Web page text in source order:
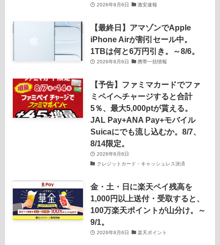
2026年8月6日 激安速報
【最終日】アマゾンでApple
iPhone Airが割引セール中。
1TBは何と6万円引き。～8/6。
2026年8月6日 携帯一括情報
【予告】ファミマカードでファ
ミペイへチャージすると合計
5％、最大5,000ptが貰える。
JAL Pay+ANA Pay+モバイル
Suicaにでも流し込むか。8/7、
8/14限定。
2026年8月6日
クレジットカード・キャッシュレス決済
金・土・日に楽天ペイ残高を
1,000円以上送付・受取すると、
100万楽天ポイントが山分け。～
9/1。
2026年8月6日 楽天ポイント